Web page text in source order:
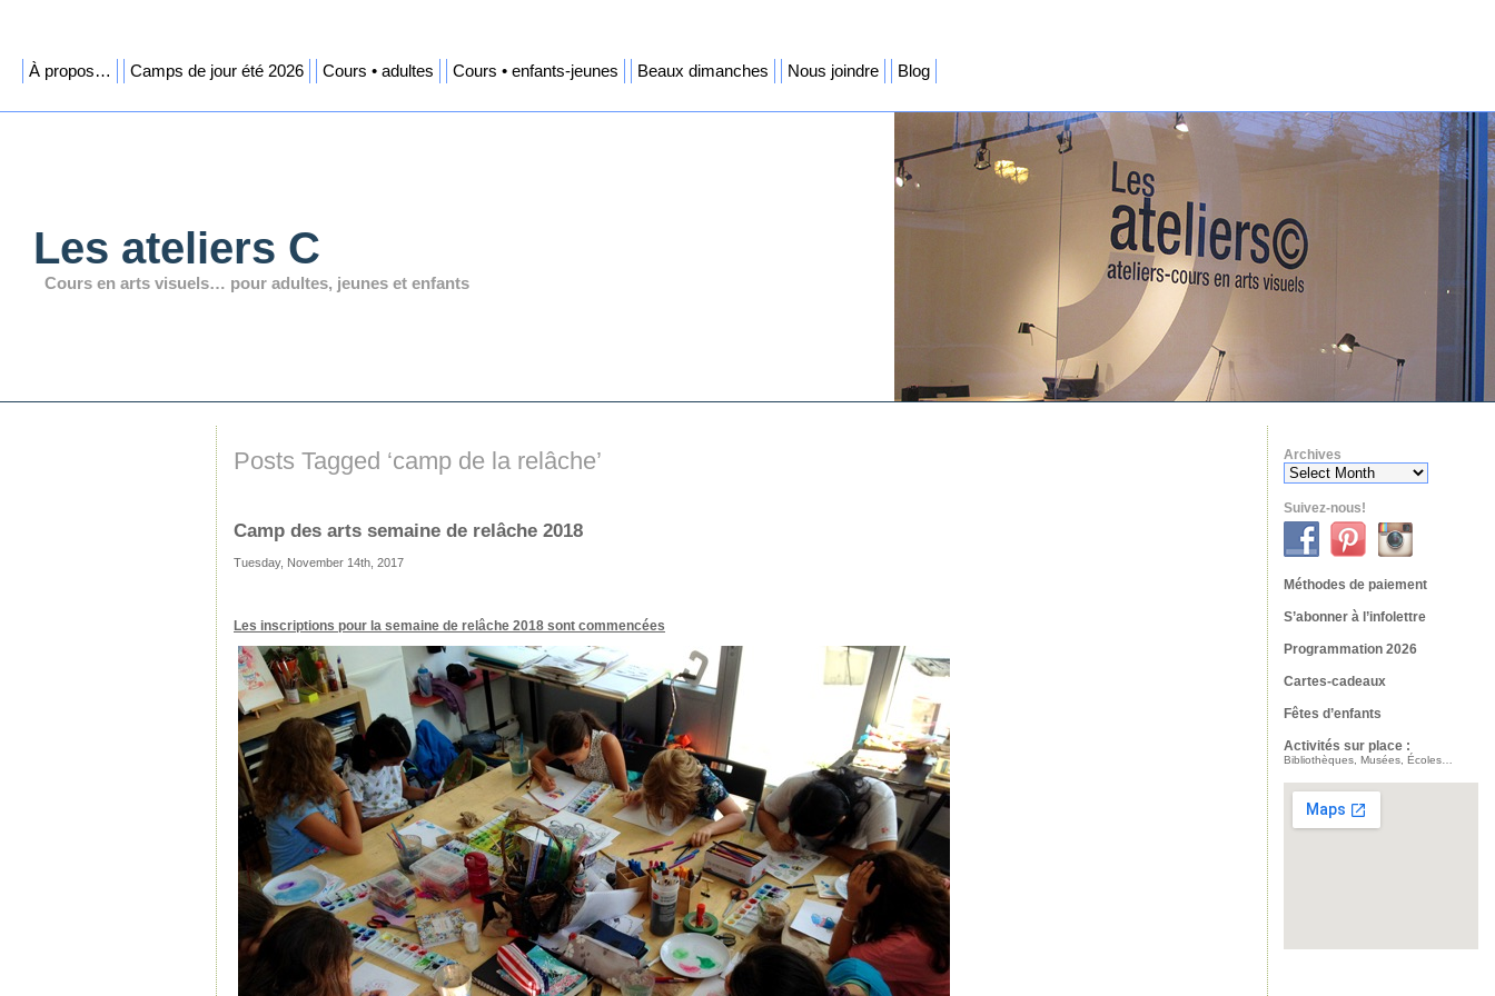
Les ateliers C
Cours en arts visuels… pour adultes, jeunes et enfants
Posts Tagged ‘camp de la relâche’
Camp des arts semaine de relâche 2018
Tuesday, November 14th, 2017
Les inscriptions pour la semaine de relâche 2018 sont commencées
Archives
Suivez-nous!
Méthodes de paiement
S’abonner à l’infolettre
Programmation 2026
Cartes-cadeaux
Fêtes d’enfants
Activités sur place :
Bibliothèques, Musées, Écoles…
À propos… Camps de jour été 2026 Cours • adultes Cours • enfants-jeunes Beaux dimanches Nous joindre Blog